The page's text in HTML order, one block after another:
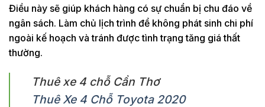
Điều này sẽ giúp khách hàng có sự chuẩn bị chu đáo về
ngân sách. Làm chủ lịch trình để không phát sinh chi phí
ngoài kế hoạch và tránh được tình trạng tăng giá thất
thường.
Thuê xe 4 chỗ Cần Thơ
Thuê Xe 4 Chỗ Toyota 2020